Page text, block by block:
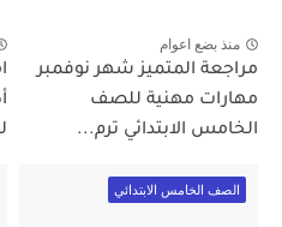
منذ بضع اعوام
مراجعة المتميز شهر نوفمبر
مهارات مهنية للصف
الخامس الابتدائي ترم...
الصف الخامس الابتدائي